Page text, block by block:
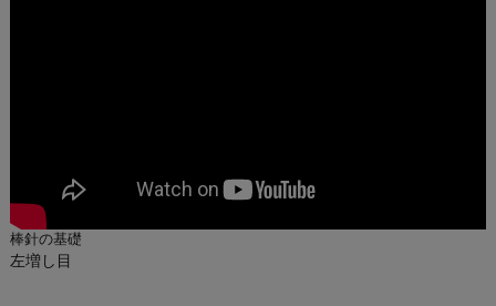
棒針の基礎
左増し目